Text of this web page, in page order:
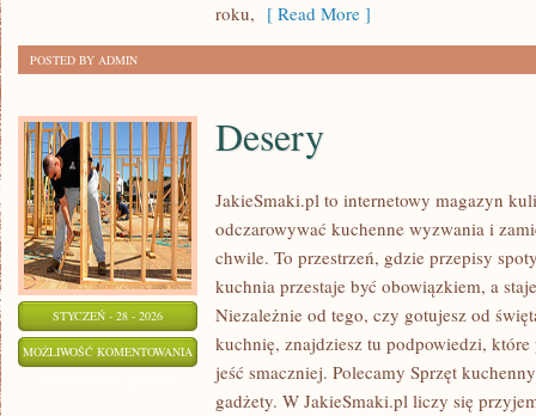
roku, [ Read More ]
POSTED BY ADMIN
STYCZEŃ - 28 - 2026
MOŻLIWOŚĆ KOMENTOWANIA DESERY
Desery
JakieSmaki.pl to internetowy magazyn
odczarowywać kuchenne wyzwania i
chwile. To przestrzeń, gdzie przepisy
kuchnia przestaje być obowiązkiem, a
Niezależnie od tego, czy gotujesz od
kuchnię, znajdziesz tu podpowiedzi,
jeść smaczniej. Polecamy Sprzęt
gadżety. W JakieSmaki.pl liczy się